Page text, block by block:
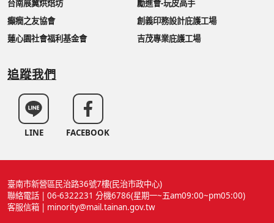
台南展翼烘焙坊
勵進會-玩皮高手
癲癇之友協會
創義印務設計庇護工場
蓮心園社會福利基金會
吉茂專業庇護工場
追蹤我們
LINE FACEBOOK
臺南市新營區民治路36號7樓(民治市政中心)
聯絡電話 | 06-6322231 分機6786(星期一~五am09:00~pm05:00)
客服信箱 | minority@mail.tainan.gov.tw